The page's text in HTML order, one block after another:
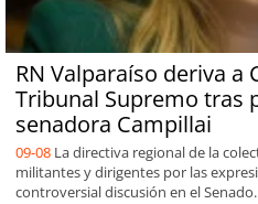
RN Valparaíso deriva a
Tribunal Supremo tras
senadora Campillai
09-08 La directiva regional de la
militantes y dirigentes por las
controversial discusión en el Senado.